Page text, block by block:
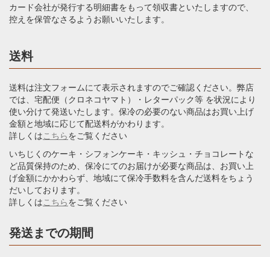
カード会社が発行する明細書をもって領収書といたしますので、
控えを保管なさるようお願いいたします。
送料
送料は注文フォームにて表示されますのでご確認ください。弊店
では、宅配便（クロネコヤマト）・レターパック等 を状況により
使い分けて発送いたします。保冷の必要のない商品はお買い上げ
金額と地域に応じて配送料がかわります。
詳しくはこちらをご覧ください
いちじくのケーキ・シフォンケーキ・キッシュ・チョコレートな
ど品質保持のため、保冷にてのお届けが必要な商品は、お買い上
げ金額にかかわらず、地域にて保冷手数料を含んだ送料をちょう
だいしております。
詳しくはこちらをご覧ください
発送までの期間